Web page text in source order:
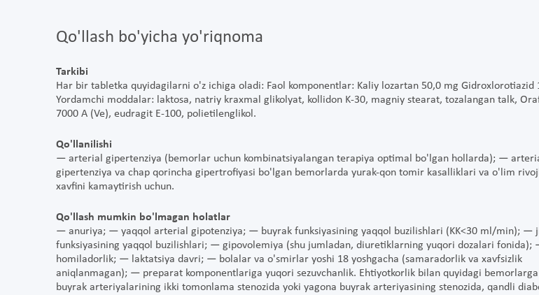
Qo'llash bo'yicha yo'riqnoma
Tarkibi
Har bir tabletka quyidagilarni o'z ichiga oladi: Faol komponentlar: Kaliy lozartan 50,0 mg Gidroxlorotiazid
Yordamchi moddalar: laktosa, natriy kraxmal glikolyat, kollidon K-30, magniy stearat, tozalangan talk,
7000 A (Ve), eudragit E-100, polietilenglikol.
Qo'llanilishi
— arterial gipertenziya (bemorlar uchun kombinatsiyalangan terapiya optimal bo'lgan hollarda); —
gipertenziya va chap qorincha gipertrofiyasi bo'lgan bemorlarda yurak-qon tomir kasalliklari va o'lim
xavfini kamaytirish uchun.
Qo'llash mumkin bo'lmagan holatlar
— anuriya; — yaqqol arterial gipotenziya; — buyrak funksiyasining yaqqol buzilishlari (KK<30 ml/min); —
funksiyasining yaqqol buzilishlari; — gipovolemiya (shu jumladan, diuretiklarning yuqori dozalari fonida);
homiladorlik; — laktatsiya davri; — bolalar va o'smirlar yoshi 18 yoshgacha (samaradorlik va xavfsizlik
aniqlanmagan); — preparat komponentlariga yuqori sezuvchanlik. Ehtiyotkorlik bilan quyidagi
buyrak arteriyalarining ikki tomonlama stenozida yoki yagona buyrak arteriyasining stenozida, qandli